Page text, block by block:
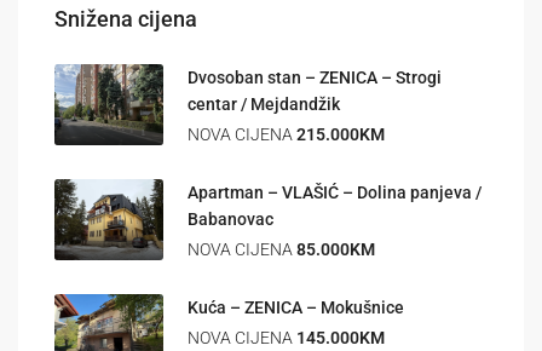
Snižena cijena
Dvosoban stan – ZENICA – Strogi
centar / Mejdandžik
NOVA CIJENA 215.000KM
Apartman – VLAŠIĆ – Dolina panjeva /
Babanovac
NOVA CIJENA 85.000KM
Kuća – ZENICA – Mokušnice
NOVA CIJENA 145.000KM